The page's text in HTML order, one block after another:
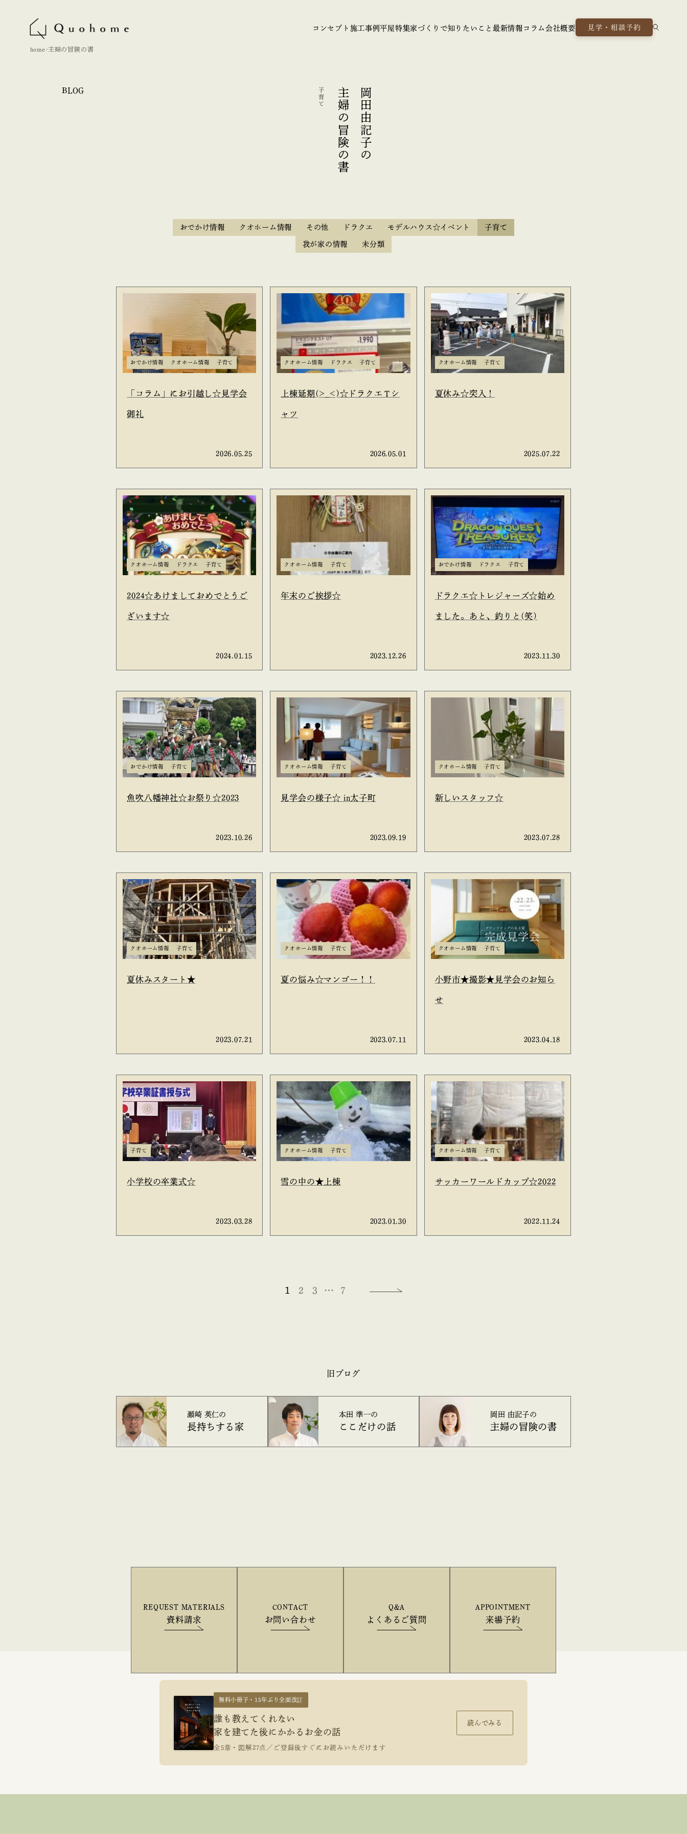
コンセプト 施工事例平屋特集家づくりで知りたいこと最新情報 コラム 会社概要 見学・相談予約
home 主婦の冒険の書
BLOG 岡田由記子の
主婦の冒険の書
子育て
おでかけ情報 クオホーム情報 その他 ドラクエ モデルハウス☆イベント 子育て
我が家の情報 未分類
おでかけ情報 クオホーム情報 子育て
「コラム」にお引越し☆見学会
御礼
2026.05.25
クオホーム情報 ドラクエ 子育て
上棟延期(>_<)☆ドラクエＴシ
ャツ
2026.05.01
クオホーム情報 子育て
夏休み☆突入！
2025.07.22
クオホーム情報 ドラクエ 子育て
2024☆あけましておめでとうご
ざいます☆
2024.01.15
クオホーム情報 子育て
年末のご挨拶☆
2023.12.26
おでかけ情報 ドラクエ 子育て
ドラクエ☆トレジャーズ☆始め
ました。あと、釣りと(笑)
2023.11.30
おでかけ情報 子育て
魚吹八幡神社☆お祭り☆2023
2023.10.26
クオホーム情報 子育て
見学会の様子☆ in太子町
2023.09.19
クオホーム情報 子育て
新しいスタッフ☆
2023.07.28
クオホーム情報 子育て
夏休みスタート★
2023.07.21
クオホーム情報 子育て
夏の悩み☆マンゴー！！
2023.07.11
クオホーム情報 子育て
小野市★撮影★見学会のお知ら
せ
2023.04.18
子育て
小学校の卒業式☆
2023.03.28
クオホーム情報 子育て
雪の中の★上棟
2023.01.30
クオホーム情報 子育て
サッカーワールドカップ☆2022
2022.11.24
1 2 3 … 7
旧ブログ
瀬崎 英仁の
長持ちする家
本田 準一の
ここだけの話
岡田 由記子の
主婦の冒険の書
REQUEST MATERIALS
資料請求
CONTACT
お問い合わせ
Q&A
よくあるご質問
APPOINTMENT
来場予約
無料小冊子・15年ぶり全面改訂
誰も教えてくれない
家を建てた後にかかるお金の話
全5章・図解27点／ご登録後すぐにお読みいただけます
読んでみる